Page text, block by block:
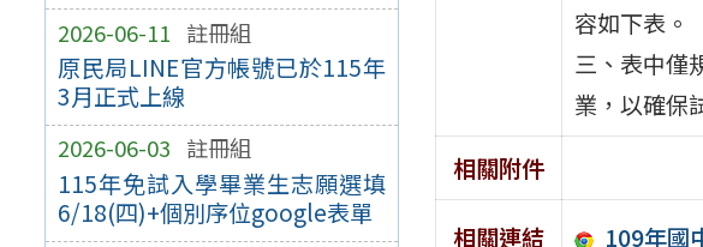
2026-06-11 註冊組
原民局LINE官方帳號已於115年
3月正式上線
2026-06-03 註冊組
115年免試入學畢業生志願選填
6/18(四)+個別序位google表單
容如下表。
三、表中僅
業，以確保
相關附件
相關連結 109年國